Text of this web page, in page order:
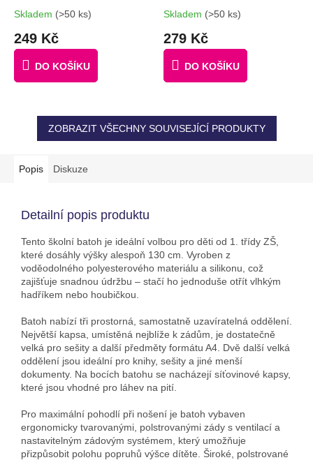
Skladem (>50 ks)
249 Kč
DO KOŠÍKU
NÁPADŮ | 50 MALÝCH
RŮZNOBAREVNÝCH
PIXELŮ
Skladem (>50 ks)
279 Kč
DO KOŠÍKU
ZOBRAZIT VŠECHNY SOUVISEJÍCÍ PRODUKTY
Popis Diskuze
Detailní popis produktu
Tento školní batoh je ideální volbou pro děti od 1. třídy ZŠ,
které dosáhly výšky alespoň 130 cm. Vyroben z
voděodolného polyesterového materiálu a silikonu, což
zajišťuje snadnou údržbu – stačí ho jednoduše otřít vlhkým
hadříkem nebo houbičkou.
Batoh nabízí tři prostorná, samostatně uzavíratelná oddělení.
Největší kapsa, umístěná nejblíže k zádům, je dostatečně
velká pro sešity a další předměty formátu A4. Dvě další velká
oddělení jsou ideální pro knihy, sešity a jiné menší
dokumenty. Na bocích batohu se nacházejí síťovinové kapsy,
které jsou vhodné pro láhev na pití.
Pro maximální pohodlí při nošení je batoh vybaven
ergonomicky tvarovanými, polstrovanými zády s ventilací a
nastavitelným zádovým systémem, který umožňuje
přizpůsobit polohu popruhů výšce dítěte. Široké, polstrované